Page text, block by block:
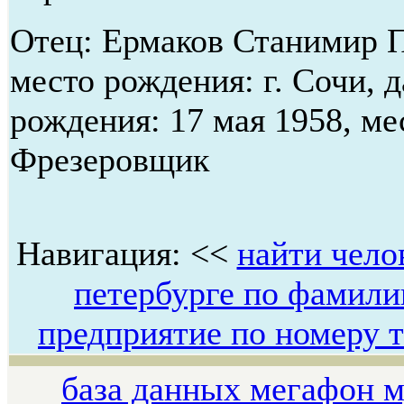
Отец: Ермаков Станимир
место рождения: г. Сочи,
рождения: 17 мая 1958,
Фрезеровщик
Навигация: << найти
петербурге по
предприятие по номеру
база данных мегафон